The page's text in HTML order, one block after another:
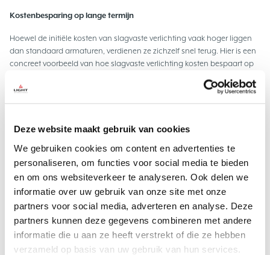
Deze website maakt gebruik van cookies
We gebruiken cookies om content en advertenties te
personaliseren, om functies voor social media te bieden
en om ons websiteverkeer te analyseren. Ook delen we
informatie over uw gebruik van onze site met onze
partners voor social media, adverteren en analyse. Deze
partners kunnen deze gegevens combineren met andere
informatie die u aan ze heeft verstrekt of die ze hebben
verzameld op basis van uw gebruik van hun services.
Kostenbesparing op lange termijn
Hoewel de initiële kosten van slagvaste verlichting vaak hoger liggen
dan standaard armaturen, verdienen ze zichzelf snel terug. Hier is een
concreet voorbeeld van hoe slagvaste verlichting kosten bespaart op
armaturen.
zonder vervangingskosten. Daarentegen moeten standaard
armaturen binnen 5 jaar vervangen worden, wat de kosten
verdubbelt naar € 9000 na 10 jaar.
De hogere initiële investering in slagvaste verlichting resulteert dus in
aanzienlijke besparingen op onderhoud en vervangingen, terwijl de